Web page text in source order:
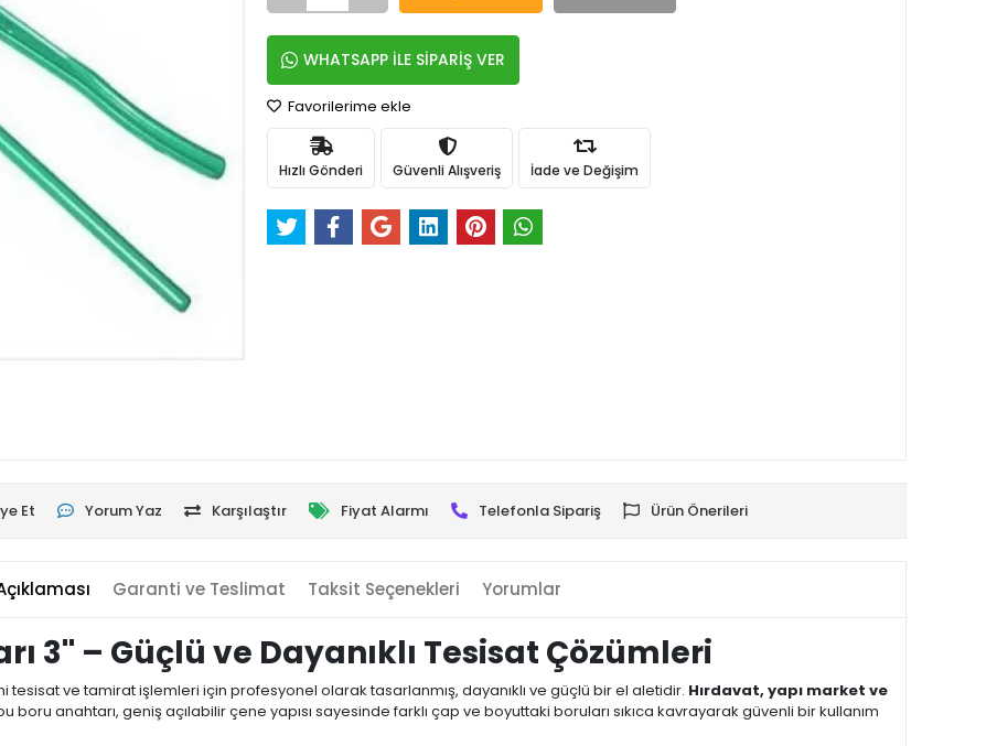
WHATSAPP İLE SİPARİŞ VER
Favorilerime ekle
Hızlı Gönderi Güvenli Alışveriş İade ve Değişim
Et Yorum Yaz Karşılaştır Fiyat Alarmı Telefonla Sipariş Ürün Önerileri
Garanti ve Teslimat Taksit Seçenekleri Yorumlar
3'' – Güçlü ve Dayanıklı Tesisat Çözümleri
tesisat ve tamirat işlemleri için profesyonel olarak tasarlanmış, dayanıklı ve güçlü bir el aletidir. Hırdavat, yapı market ve
anahtarı, geniş açılabilir çene yapısı sayesinde farklı çap ve boyuttaki boruları sıkıca kavrayarak güvenli bir kullanım